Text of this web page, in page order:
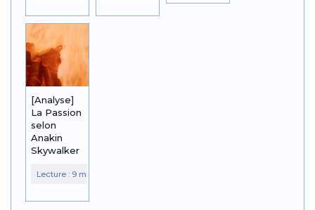
[Analyse]
La Passion
selon
Anakin
Skywalker